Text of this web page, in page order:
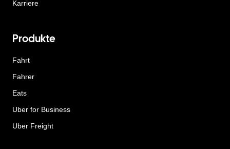
Karriere
Produkte
Fahrt
Fahrer
Eats
Uber for Business
Uber Freight